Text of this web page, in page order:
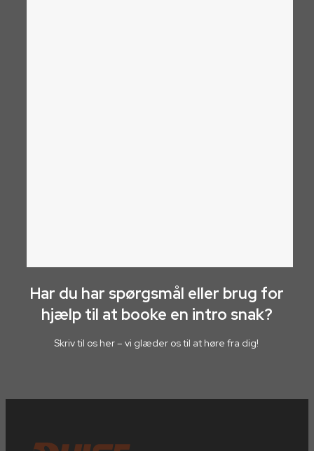
Har du har spørgsmål eller brug for
hjælp til at booke en intro snak?
Skriv til os her – vi glæder os til at høre fra dig!